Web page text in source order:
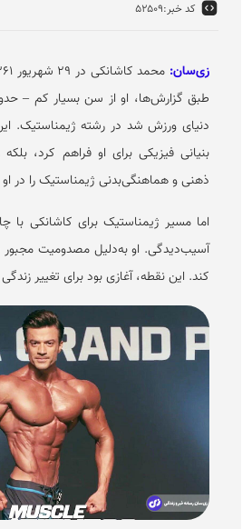
کد خبر:۵۲۵۰۹
زی‌سان:
طبق گزارش‌ها، او از سن بسیار کم –
دنیای ورزش شد در رشته ژیمناستیک.
بنیانی فیزیکی برای او فراهم کرد،
ذهنی و هماهنگی‌بدنی ژیمناستیک را در
اما مسیر ژیمناستیک برای کاشانکی با
آسیب‌دیدگی. او به‌دلیل مصدومیت
کند. این نقطه، آغازی بود برای تغییر